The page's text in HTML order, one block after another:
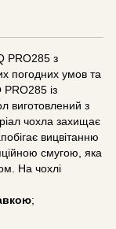
PRO285 з
погодних умов та
PRO285 із
виготовлений з
чохла захищає
вицвітанню
смугою, яка
На чохлі
;